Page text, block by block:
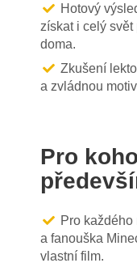
Hotový
získat i celý
doma.
Zkušení
a zvládnou
Pro
Pro
a fanouška
vlastní film.